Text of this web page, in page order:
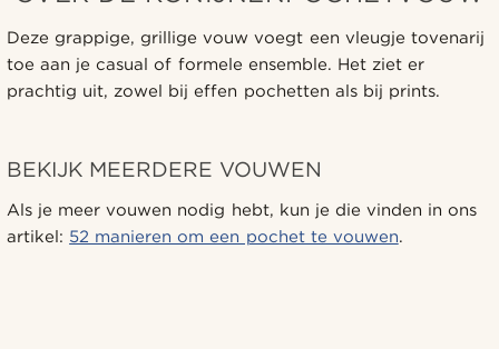
Deze grappige, grillige vouw voegt een vleugje tovenarij
toe aan je casual of formele ensemble. Het ziet er
prachtig uit, zowel bij effen pochetten als bij prints.
BEKIJK MEERDERE VOUWEN
Als je meer vouwen nodig hebt, kun je die vinden in ons
artikel: 52 manieren om een pochet te vouwen.